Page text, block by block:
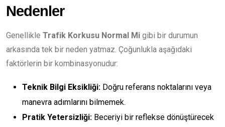
Nedenler
Genellikle Trafik Korkusu Normal Mi gibi bir durumun
arkasında tek bir neden yatmaz. Çoğunlukla aşağıdaki
faktörlerin bir kombinasyonudur:
Teknik Bilgi Eksikliği: Doğru referans noktalarını veya
manevra adımlarını bilmemek.
Pratik Yetersizliği: Beceriyi bir reflekse dönüştürecek